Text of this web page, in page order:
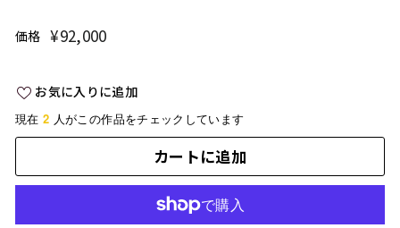
価格
通
格
¥92,000
お気に入りに追加
現在 2 人がこの作品をチェックしています
カートに追加